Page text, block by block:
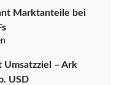
Marktanteile bei
– Ark
USD